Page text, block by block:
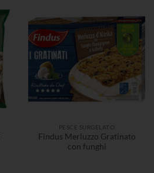
PESCE SURGELATO
Findus Merluzzo Gratinato
con funghi